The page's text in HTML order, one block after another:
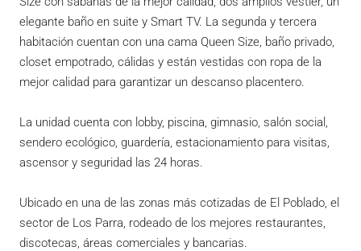
elegante baño en suite y Smart TV. La segunda y tercera
habitación cuentan con una cama Queen Size, baño privado,
closet empotrado, cálidas y están vestidas con ropa de la
mejor calidad para garantizar un descanso placentero.
La unidad cuenta con lobby, piscina, gimnasio, salón social,
sendero ecológico, guardería, estacionamiento para visitas,
ascensor y seguridad las 24 horas.
Ubicado en una de las zonas más cotizadas de El Poblado, el
sector de Los Parra, rodeado de los mejores restaurantes,
discotecas, áreas comerciales y bancarias.